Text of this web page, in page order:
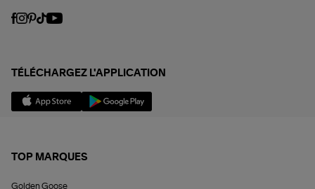
TÉLÉCHARGEZ L'APPLICATION
TOP MARQUES
Golden Goose